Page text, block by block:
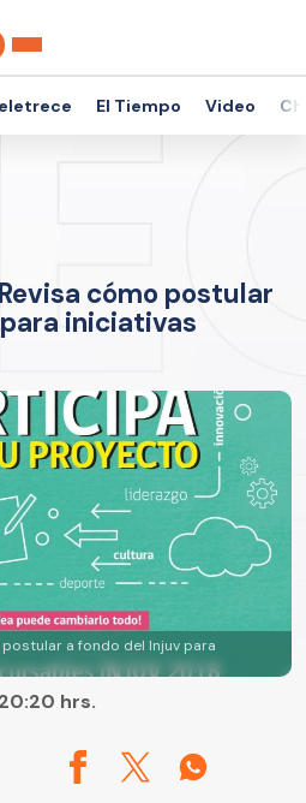
El Tiempo Video
cómo postular
iniciativas
a fondo del Injuv para
hrs.